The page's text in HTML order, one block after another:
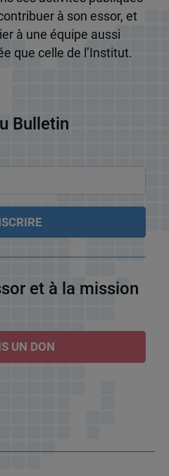
à son essor, et
à une équipe aussi
que celle de l’Institut.
Bulletin
et à la mission
UN DON